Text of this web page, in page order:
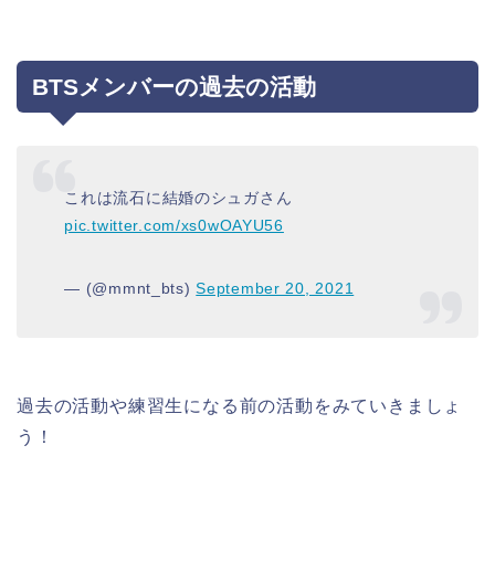
BTSメンバーの過去の活動
これは流石に結婚のシュガさん
pic.twitter.com/xs0wOAYU56
— (@mmnt_bts)September 20, 2021
過去の活動や練習生になる前の活動をみていきましょ
う！